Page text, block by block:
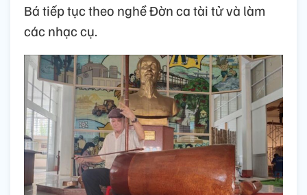
Bá tiếp tục theo nghề Đờn ca tài tử và làm
các nhạc cụ.